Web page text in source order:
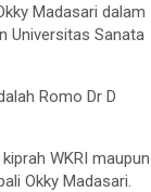
Madasari dalam
Universitas Sanata
Romo Dr D
WKRI maupun
Okky Madasari.